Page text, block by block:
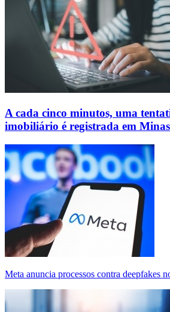
A cada cinco minutos, uma
imobiliário é registrada em Minas
Meta anuncia processos contra deepfakes